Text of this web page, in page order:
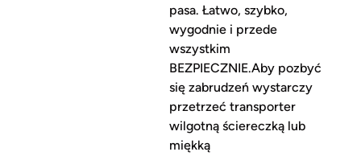
pasa. Łatwo, szybko,
wygodnie i przede
wszystkim
BEZPIECZNIE.Aby pozbyć
się zabrudzeń wystarczy
przetrzeć transporter
wilgotną ściereczką lub
miękką